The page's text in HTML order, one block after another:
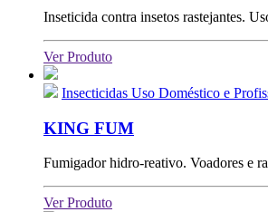
Inseticida contra insetos rastejantes.
Ver Produto
Insecticidas Uso Doméstico e
KING FUM
Fumigador hidro-reativo. Voadores e
Ver Produto